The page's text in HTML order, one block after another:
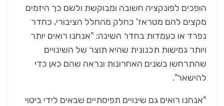
הופכים לפונקציה חשובה ומבוקשת ולשם כך היזמים
מקצים להם מטראז' כחלק מהחלל הציבורי, כחדר
נפרד או כעמדות בחדר השינה: "אנחנו רואים יותר
ויותר גמישות תכנונית שהיא תוצר של השינויים
שהתרחשו בשנים האחרונות ונראה שהם כאן כדי
להישאר".
"אנחנו רואים גם שינויים תפיסתיים שבאים לידי ביטוי